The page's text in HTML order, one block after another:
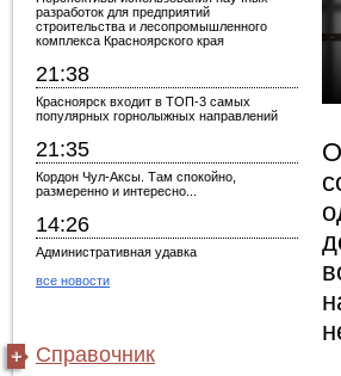
разработок для предприятий
строительства и лесопромышленного
комплекса Красноярского края
21:38
Красноярск входит в ТОП-3 самых
популярных горнолыжных направлений
21:35
Кордон Чул-Аксы. Там спокойно,
размеренно и интересно...
14:26
Административная удавка
все новости
Справочник